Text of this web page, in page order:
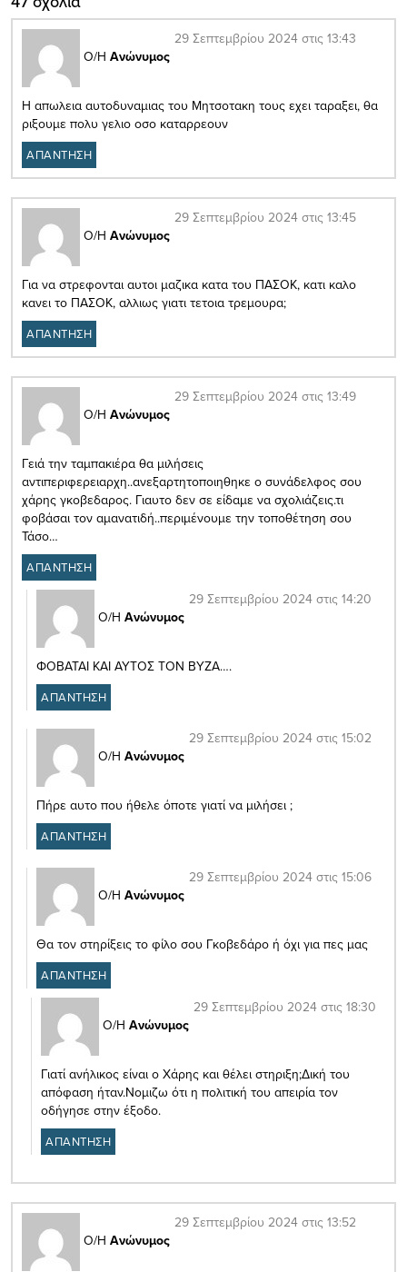
Ο/Η Ανώνυμος
29 Σεπτεμβρίου 2024 στις 13:43
Η απωλεια αυτοδυναμιας του Μητσοτακη τους εχει ταραξει, θα
ριξουμε πολυ γελιο οσο καταρρεουν
ΑΠΑΝΤΗΣΗ
Ο/Η Ανώνυμος
29 Σεπτεμβρίου 2024 στις 13:45
Για να στρεφονται αυτοι μαζικα κατα του ΠΑΣΟΚ, κατι καλο
κανει το ΠΑΣΟΚ, αλλιως γιατι τετοια τρεμουρα;
ΑΠΑΝΤΗΣΗ
Ο/Η Ανώνυμος
29 Σεπτεμβρίου 2024 στις 13:49
Γειά την ταμπακιέρα θα μιλήσεις
αντιπεριφερειαρχη..ανεξαρτητοποιηθηκε ο συνάδελφος σου
χάρης γκοβεδαρος. Γιαυτο δεν σε είδαμε να σχολιάζεις.τι
φοβάσαι τον αμανατιδή..περιμένουμε την τοποθέτηση σου
Τάσο…
ΑΠΑΝΤΗΣΗ
Ο/Η Ανώνυμος
29 Σεπτεμβρίου 2024 στις 14:20
ΦΟΒΑΤΑΙ ΚΑΙ ΑΥΤΟΣ ΤΟΝ ΒΥΖΑ….
ΑΠΑΝΤΗΣΗ
Ο/Η Ανώνυμος
29 Σεπτεμβρίου 2024 στις 15:02
Πήρε αυτο που ήθελε όποτε γιατί να μιλήσει ;
ΑΠΑΝΤΗΣΗ
Ο/Η Ανώνυμος
29 Σεπτεμβρίου 2024 στις 15:06
Θα τον στηρίξεις το φίλο σου Γκοβεδάρο ή όχι για πες μας
ΑΠΑΝΤΗΣΗ
Ο/Η Ανώνυμος
29 Σεπτεμβρίου 2024 στις 18:30
Γιατί ανήλικος είναι ο Χάρης και θέλει στηριξη;Δική του
απόφαση ήταν.Νομιζω ότι η πολιτική του απειρία τον
οδήγησε στην έξοδο.
ΑΠΑΝΤΗΣΗ
Ο/Η Ανώνυμος
29 Σεπτεμβρίου 2024 στις 13:52